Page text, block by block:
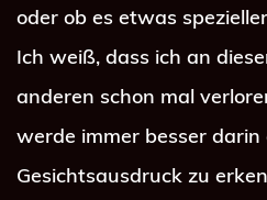
oder ob es etwas
Ich weiß, dass ich an
anderen schon mal
werde immer besser darin
Gesichtsausdruck zu